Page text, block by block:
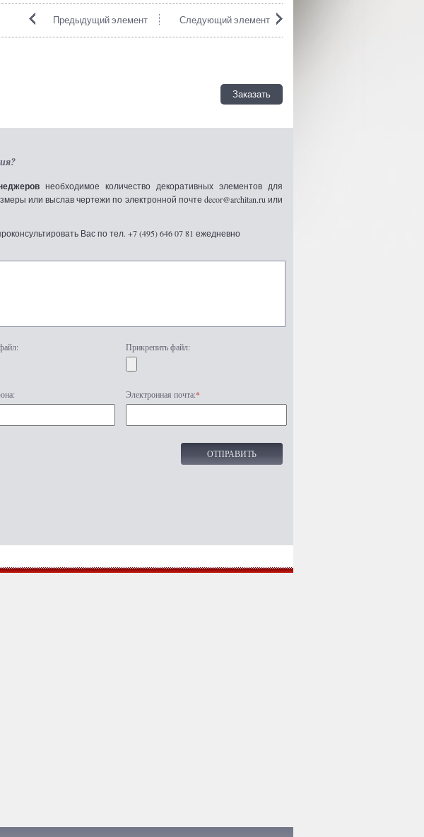
Следующий элемент
Предыдущий элемент
Заказать
необходимое количество декоративных элементов для
или выслав чертежи по электронной почте decor@architan.ru или
Вас по тел. +7 (495) 646 07 81 ежедневно
Прикрепить файл:
Электронная почта:*